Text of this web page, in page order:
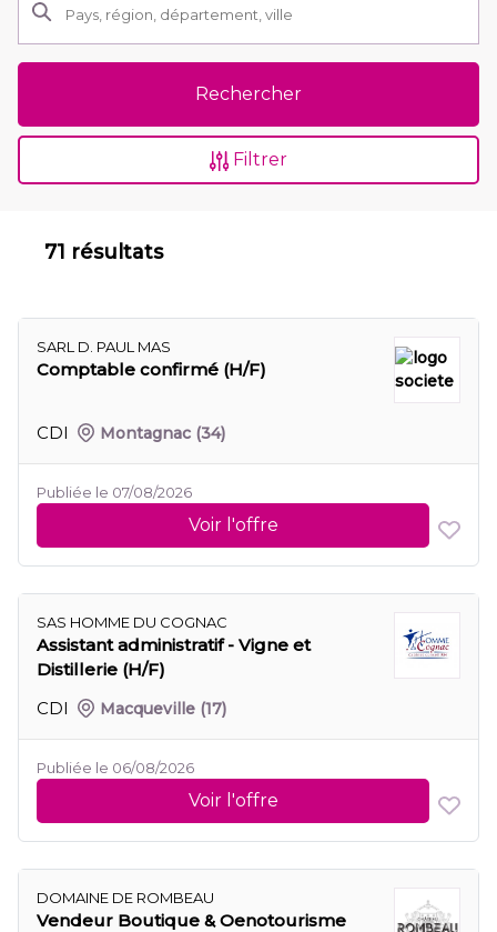
Rechercher
Filtrer
71 résultats
SARL D. PAUL MAS
Comptable confirmé (H/F)
CDI Montagnac (34)
Publiée le 07/08/2026
Voir l'offre
SAS HOMME DU COGNAC
Assistant administratif - Vigne et
Distillerie (H/F)
CDI
Macqueville (17)
Publiée le 06/08/2026
Voir l'offre
DOMAINE DE ROMBEAU
Vendeur Boutique & Oenotourisme